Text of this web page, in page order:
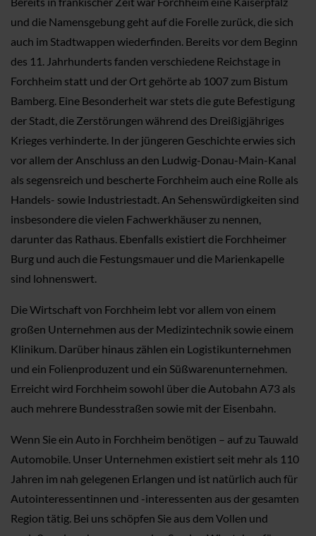
und die Namensgebung geht auf die Forelle zurück, die sich
auch im Stadtwappen wiederfinden. Bereits vor dem Beginn
des 11. Jahrhunderts fanden verschiedene Reichstage in
Forchheim statt und der Ort gehörte ab 1007 zum Bistum
Bamberg. Eine Besonderheit war stets die gute Befestigung
der Stadt, die Zerstörungen während des Dreißigjähriges
Krieges verhinderte. In der jüngeren Geschichte erwies sich
vor allem der Anschluss an den Ludwig-Donau-Main-Kanal
als segensreich und bescherte Forchheim auch eine Rolle als
Handels- sowie Industriestadt. An Sehenswürdigkeiten sind
insbesondere die vielen Fachwerkhäuser zu nennen,
darunter das Rathaus. Ebenfalls existiert die Forchheimer
Burg und auch die Festungsmauer und die Marienkapelle
sind lohnenswert.
Die Wirtschaft von Forchheim lebt vor allem von einem
großen Unternehmen aus der Medizintechnik sowie einem
Klinikum. Darüber hinaus zählen ein Logistikunternehmen
und ein Folienproduzent und ein Süßwarenunternehmen.
Erreicht wird Forchheim sowohl über die Autobahn A73 als
auch mehrere Bundesstraßen sowie mit der Eisenbahn.
Wenn Sie ein Auto in Forchheim benötigen – auf zu Tauwald
Automobile. Unser Unternehmen existiert seit mehr als 110
Jahren im nah gelegenen Erlangen und ist natürlich auch für
Autointeressentinnen und -interessenten aus der gesamten
Region tätig. Bei uns schöpfen Sie aus dem Vollen und